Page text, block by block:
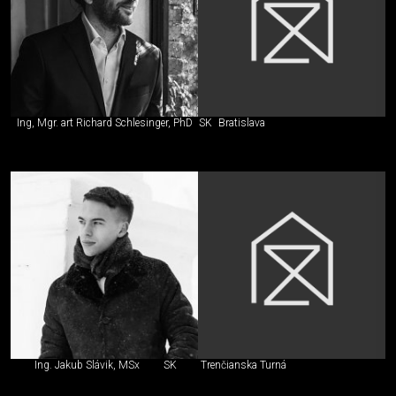
Ing, Mgr. art Richard Schlesinger, PhD SK Bratislava
Ing. Jakub Slávik, MSx SK Trenčianska Turná